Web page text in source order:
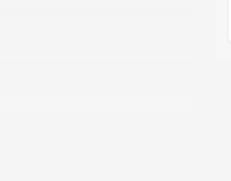
ぶりに手がけた長編劇映画で、「ス